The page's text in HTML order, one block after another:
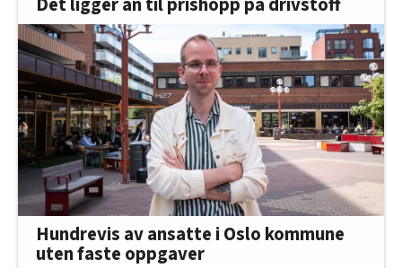
Hundrevis av ansatte i Oslo kommune
uten faste oppgaver